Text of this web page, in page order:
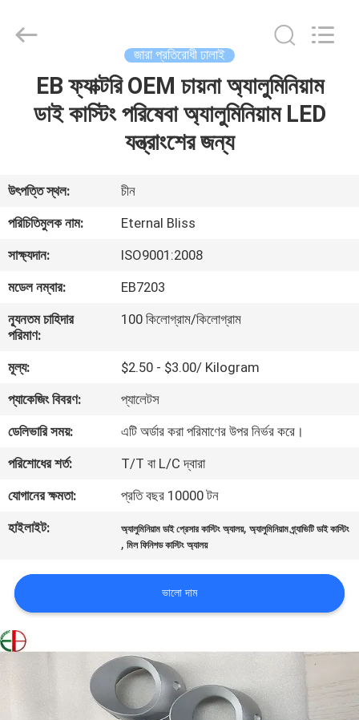
ভিডিও
সম্পর্কে
কারখানা
মান
নিয়ন্ত্রণ
করুন
উদ্ধৃতির
জন্য
Forging
জারা প্রতিরোধী ঢালাই
EB ফ্যাক্টরি OEM চায়না অ্যালুমিনিয়াম
ডাই কাস্টিং পরিষেবা অ্যালুমিনিয়াম LED
যন্ত্রাংশের জন্য
উৎপত্তি স্থল:
চীন
পরিচিতিমুলক নাম:
Eternal Bliss
সাক্ষ্যদান:
ISO9001:2008
মডেল নম্বার:
EB7203
ন্যূনতম চাহিদার
পরিমাণ:
100 কিলোগ্রাম/কিলোগ্রাম
মূল্য:
$2.50 - $3.00/ Kilogram
প্যাকেজিং বিবরণ:
প্যালেটস
ডেলিভারি সময়:
এটি অর্ডার করা পরিমাণের উপর নির্ভর করে।
পরিশোধের শর্ত:
T/T বা L/C দ্বারা
যোগানের ক্ষমতা:
প্রতি বছর 10000 টন
হাইলাইট:
অ্যালুমিনিয়াম ডাই প্রেসার কাস্টিং অ্যালয়,অ্যালুমিনিয়াম গ্র্যাভিটি ডাই কাস্টিং
,মিল ফিনিশড কাস্টিং অ্যালয়
ভালো দাম